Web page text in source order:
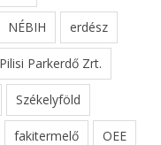
NÉBIH erdész
Pilisi Parkerdő Zrt.
Székelyföld
fakitermelő OEE